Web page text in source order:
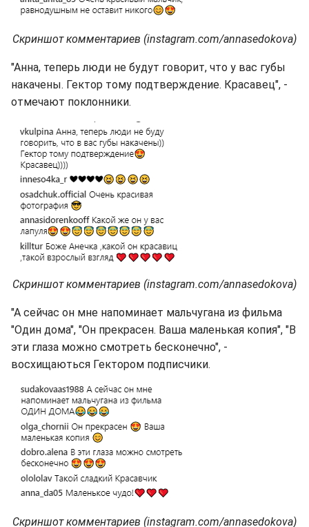
Скриншот комментариев (instagram.com/annasedokova)
"Анна, теперь люди не будут говорит, что у вас губы
накачены. Гектор тому подтверждение. Красавец", -
отмечают поклонники.
Скриншот комментариев (instagram.com/annasedokova)
"А сейчас он мне напоминает мальчугана из фильма
"Один дома", "Он прекрасен. Ваша маленькая копия", "В
эти глаза можно смотреть бесконечно", -
восхищаються Гектором подписчики.
Скриншот комментариев (instagram.com/annasedokova)